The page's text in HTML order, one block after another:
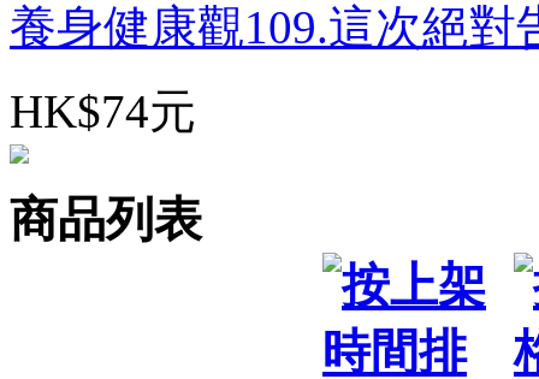
養身健康觀109.這次絕對
HK$74元
商品列表